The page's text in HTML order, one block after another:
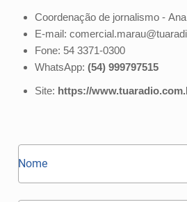
Coordenação de jornalismo -
E-mail:
Fone: 54 3371-0300
WhatsApp: (54) 999797515
Site: https://